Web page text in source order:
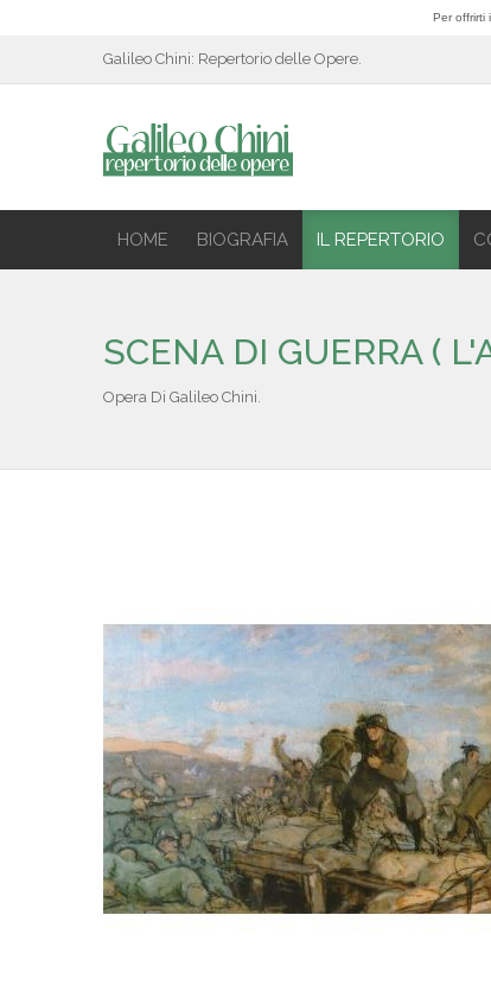
Per offrirti
Galileo Chini: Repertorio delle Opere.
HOME BIOGRAFIA IL REPERTORIO
SCENA DI GUERRA (
Opera Di Galileo Chini.